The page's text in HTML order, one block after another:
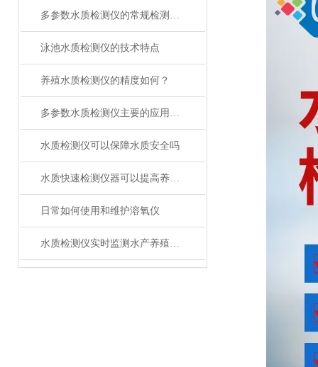
多参数水质检测仪的常规检测项目有哪些？
泳池水质检测仪的技术特点
养殖水质检测仪的精度如何？
多参数水质检测仪主要的应用场景
水质检测仪可以保障水质安全吗
水质快速检测仪器可以提高养殖效率吗
日常如何使用和维护溶氧仪
水质检测仪实时监测水产养殖水质